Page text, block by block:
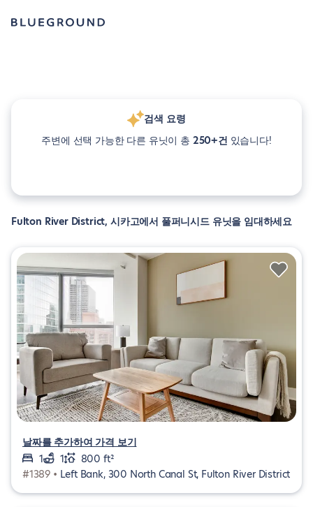
검색 요령
주변에 선택 가능한 다른 유닛이 총 250+건 있습니다!
Fulton River District, 시카고에서 풀퍼니시드 유닛을 임대하세요
날짜를 추가하여 가격 보기
1
1
800 ft²
#1389 • Left Bank, 300 North Canal St, Fulton River District